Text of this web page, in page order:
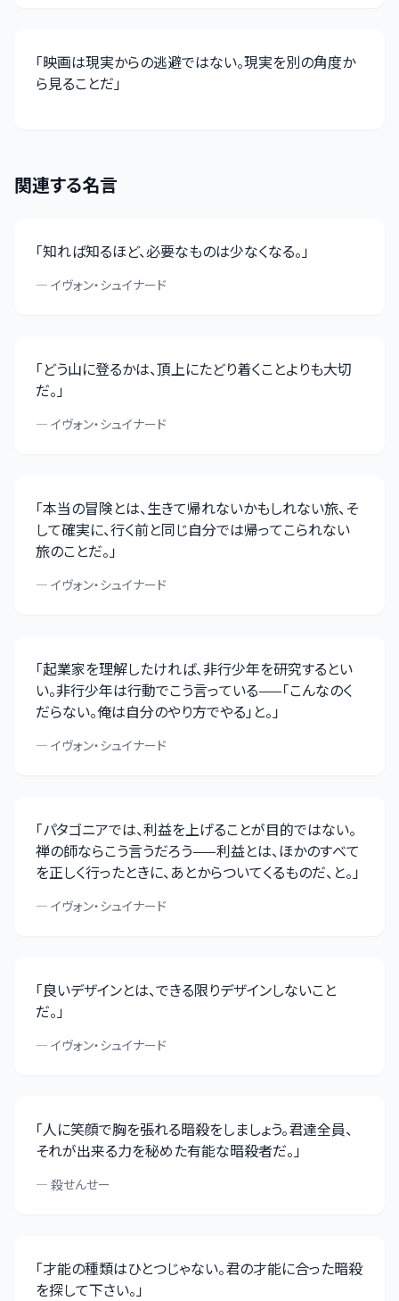
「映画は現実からの逃避ではない。現実を別の角度か
ら見ることだ」
関連する名言
「知れば知るほど、必要なものは少なくなる。」
— イヴォン・シュイナード
「どう山に登るかは、頂上にたどり着くことよりも大切
だ。」
— イヴォン・シュイナード
「本当の冒険とは、生きて帰れないかもしれない旅、そ
して確実に、行く前と同じ自分では帰ってこられない
旅のことだ。」
— イヴォン・シュイナード
「起業家を理解したければ、非行少年を研究するとい
い。非行少年は行動でこう言っている——「こんなのく
だらない。俺は自分のやり方でやる」と。」
— イヴォン・シュイナード
「パタゴニアでは、利益を上げることが目的ではない。
禅の師ならこう言うだろう——利益とは、ほかのすべて
を正しく行ったときに、あとからついてくるものだ、と。」
— イヴォン・シュイナード
「良いデザインとは、できる限りデザインしないこと
だ。」
— イヴォン・シュイナード
「人に笑顔で胸を張れる暗殺をしましょう。君達全員、
それが出来る力を秘めた有能な暗殺者だ。」
— 殺せんせー
「才能の種類はひとつじゃない。君の才能に合った暗殺
を探して下さい。」